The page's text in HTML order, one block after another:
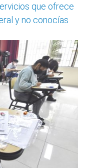
que ofrece
y no conocías